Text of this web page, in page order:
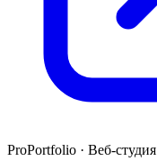
ProPortfolio · Веб-студия